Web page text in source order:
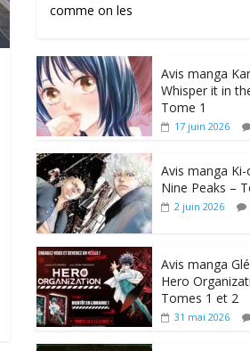
comme on les
Avis manga
Whisper it in
Tome 1
17 juin 2026
Avis manga Ki-
Nine Peaks –
2 juin 2026
Avis manga
Hero
Tomes 1 et 2
31 mai 2026